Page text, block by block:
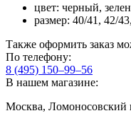
цвет: черный,
размер: 40/41, 42/
Также оформить заказ
По телефону:
8 (495) 150–99–56
В нашем магазине:
Москва, Ломоносовский